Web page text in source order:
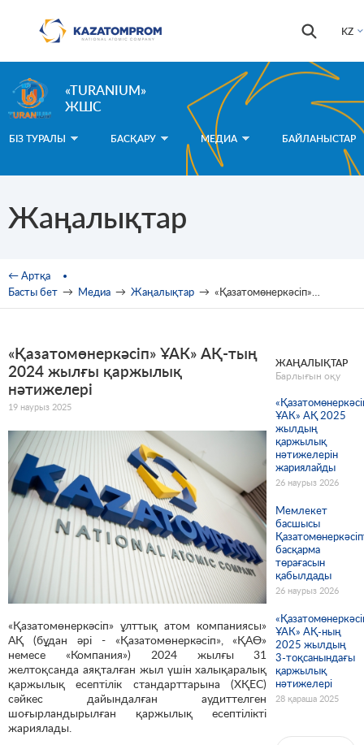
KZ
Іздестіру
«TURANIUM»
ЖШС
БІЗ ТУРАЛЫ БАСҚАРУ МЕДИА БАЙЛАНЫСТАР
Жаңалықтар
You are here
← Артқа
Басты бет → Медиа → Жаңалықтар → «Қазатомөнеркәсіп» ҰАК» АҚ-тың 2024 жылғы қаржылық нәтижелері
«Қазатомөнеркәсіп» ҰАК» АҚ-тың
2024 жылғы қаржылық
нәтижелері
19 наурыз 2025
«Қазатомөнеркәсіп» ұлттық атом компаниясы»
АҚ (бұдан әрі - «Қазатомөнеркәсіп», «ҚАӨ»
немесе «Компания») 2024 жылғы 31
желтоқсанда аяқталған жыл үшін халықаралық
қаржылық есептілік стандарттарына (ХҚЕС)
сәйкес дайындалған аудиттелген
шоғырландырылған қаржылық есептілікті
жариялады.
ЖАҢАЛЫҚТАР
Барлығын оқу
ҰАК» АҚ 2025
жылдың
қаржылық
нәтижелерін
жариялайды
26 наурыз 2026
Мемлекет
басшысы
басқарма
төрағасын
қабылдады
26 наурыз 2026
ҰАК» АҚ-ның
2025 жылдың
3-тоқсанындағы
қаржылық
нәтижелері
28 қараша 2025